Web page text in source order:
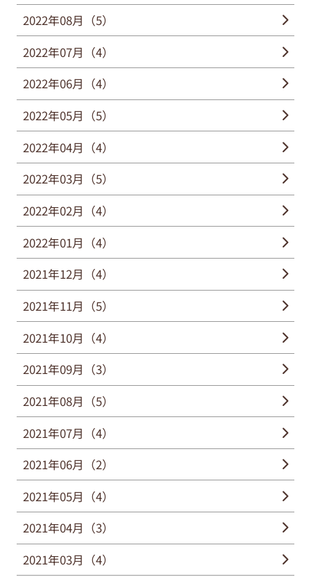
2022年08月（5）
2022年07月（4）
2022年06月（4）
2022年05月（5）
2022年04月（4）
2022年03月（5）
2022年02月（4）
2022年01月（4）
2021年12月（4）
2021年11月（5）
2021年10月（4）
2021年09月（3）
2021年08月（5）
2021年07月（4）
2021年06月（2）
2021年05月（4）
2021年04月（3）
2021年03月（4）